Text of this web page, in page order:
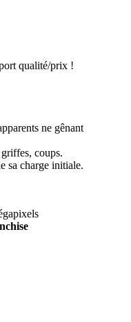
qualité/prix !
ne gênant
coups.
sa charge initiale.